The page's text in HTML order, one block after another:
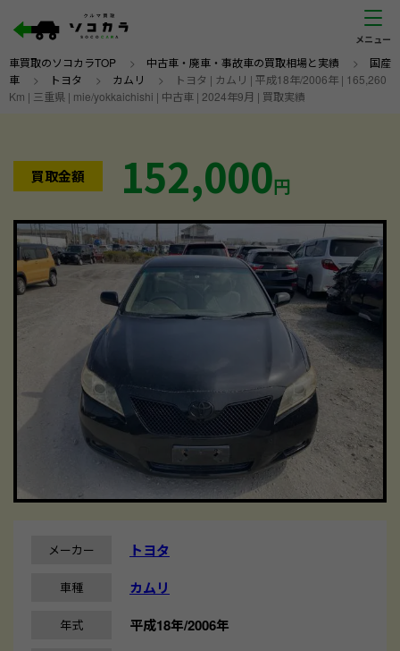
車買取のソコカラTOP > 中古車・廃車・事故車の買取相場と実績 > 国産
車 > トヨタ > カムリ >
トヨタ | カムリ | 平成18年/2006年 | 165,260
Km | 三重県 | mie/yokkaichishi | 中古車 | 2024年9月 | 買取実績
買取金額 152,000円
メーカー トヨタ
車種 カムリ
年式 平成18年/2006年